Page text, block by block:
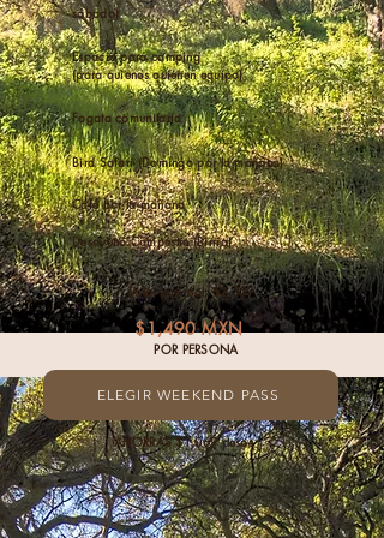
sábado)
Espacio para camping
(para quienes quienen equipo)
Fogata comunitaria
Bird Safari (Domingo por la mañana)
Café por la mañana
Desayuno Campestre (Birria)
Valor por real: $2,559
$1,490 MXN
POR PERSONA
ELEGIR WEEKEND PASS
AHORRAS $1,069 pesos